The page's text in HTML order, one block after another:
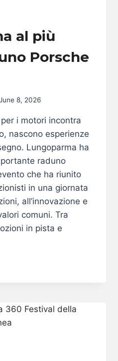
al più
Porsche
8, 2026
i motori incontra
nascono esperienze
Lungoparma ha
raduno
che ha riunito
in una giornata
all’innovazione e
comuni. Tra
in pista e